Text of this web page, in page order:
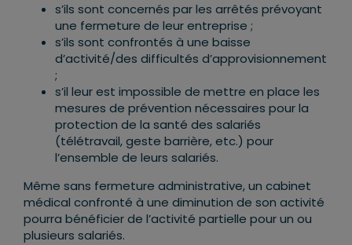
s’ils sont concernés par les arrêtés prévoyant
une fermeture de leur entreprise ;
s’ils sont confrontés à une baisse
d’activité/des difficultés d’approvisionnement
;
s’il leur est impossible de mettre en place les
mesures de prévention nécessaires pour la
protection de la santé des salariés
(télétravail, geste barrière, etc.) pour
l’ensemble de leurs salariés.
Même sans fermeture administrative, un cabinet
médical confronté à une diminution de son activité
pourra bénéficier de l’activité partielle pour un ou
plusieurs salariés.